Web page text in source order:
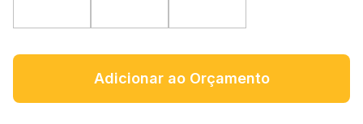
Adicionar ao Orçamento